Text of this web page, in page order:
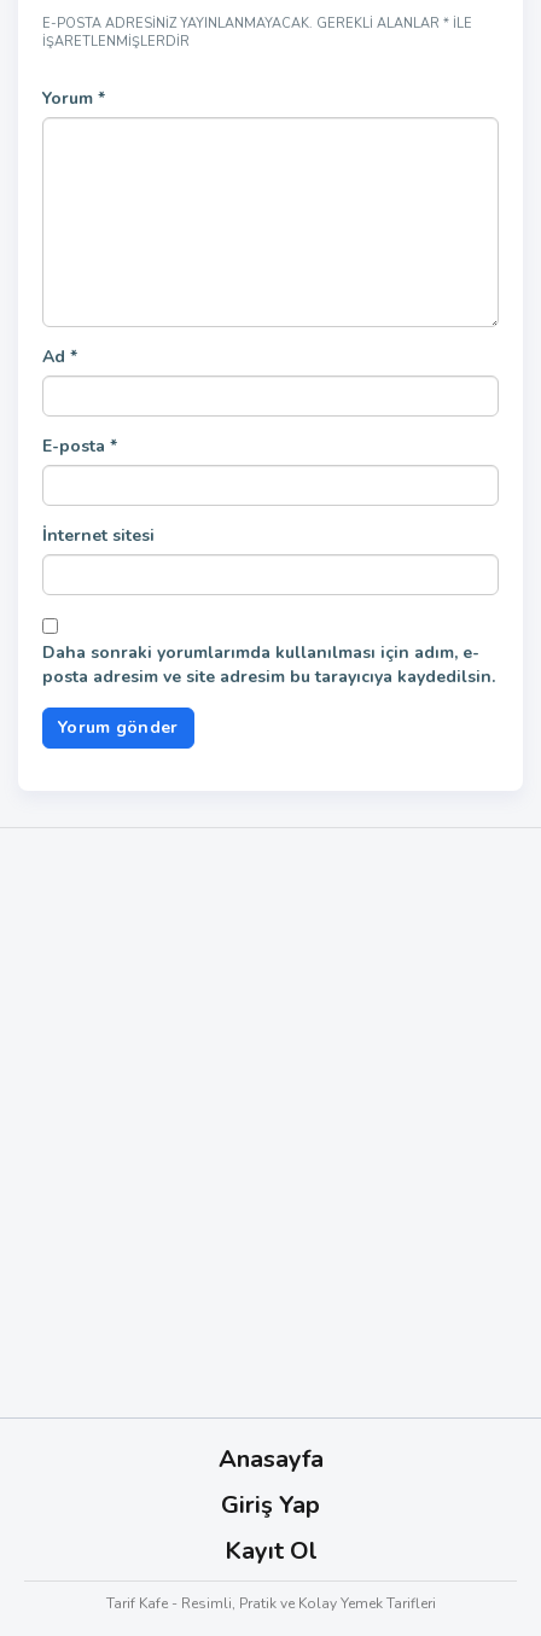
E-POSTA ADRESINIZ YAYINLANMAYACAK. GEREKLI ALANLAR * ILE
IŞARETLENMIŞLERDIR
Yorum *
Ad *
E-posta *
İnternet sitesi
Daha sonraki yorumlarımda kullanılması için adım, e-
posta adresim ve site adresim bu tarayıcıya kaydedilsin.
Anasayfa
Giriş Yap
Kayıt Ol
Tarif Kafe - Resimli, Pratik ve Kolay Yemek Tarifleri